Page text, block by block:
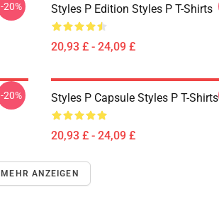
-20% Styles P Edition Styles P T-Shirts
20,93 £ - 24,09 £
-20% Styles P Capsule Styles P T-Shirts
20,93 £ - 24,09 £
MEHR ANZEIGEN